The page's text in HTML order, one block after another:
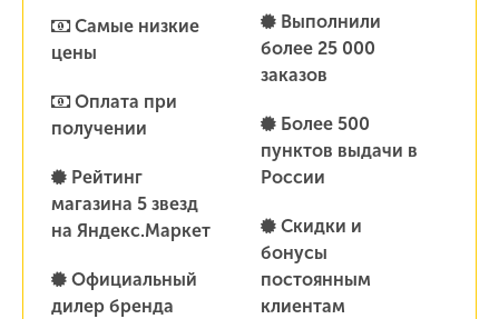
Самые низкие
цены
Оплата при
получении
Рейтинг
магазина 5 звезд
на Яндекс.Маркет
Официальный
дилер бренда
Выполнили
более 25 000
заказов
Более 500
пунктов выдачи в
России
Скидки и
бонусы
постоянным
клиентам